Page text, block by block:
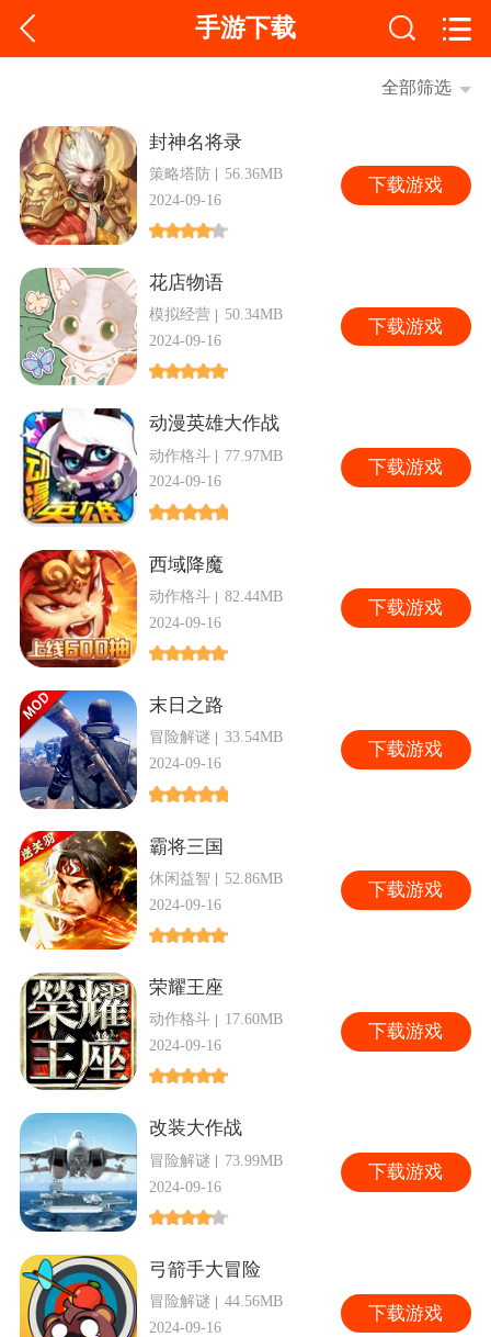
手游下载
全部筛选
封神名将录
策略塔防
56.36MB
2024-09-16
下载游戏
花店物语
模拟经营
50.34MB
2024-09-16
下载游戏
动漫英雄大作战
动作格斗
77.97MB
2024-09-16
下载游戏
西域降魔
动作格斗
82.44MB
2024-09-16
下载游戏
末日之路
冒险解谜
33.54MB
2024-09-16
下载游戏
霸将三国
休闲益智
52.86MB
2024-09-16
下载游戏
荣耀王座
动作格斗
17.60MB
2024-09-16
下载游戏
改装大作战
冒险解谜
73.99MB
2024-09-16
下载游戏
弓箭手大冒险
冒险解谜
44.56MB
2024-09-16
下载游戏